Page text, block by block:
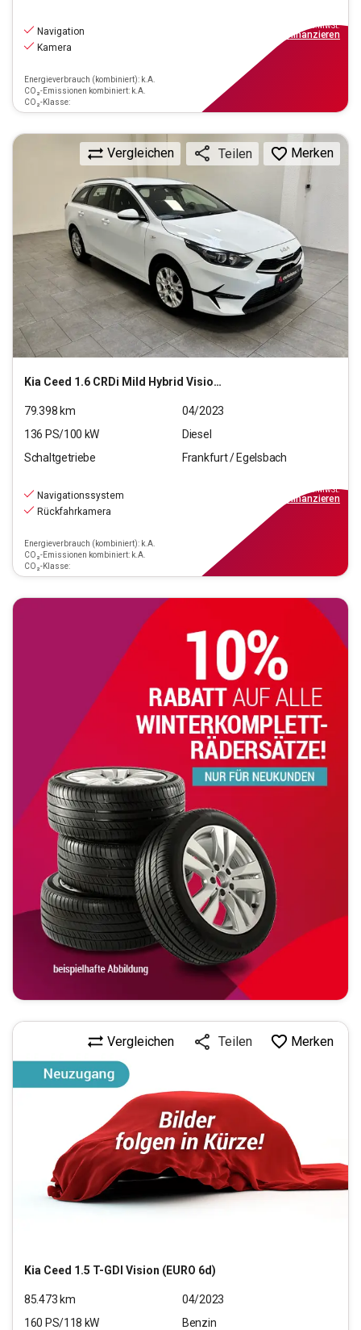
Navigation
Kamera
Energieverbrauch (kombiniert): k.A.
CO₂-Emissionen kombiniert: k.A.
CO₂-Klasse:
inkl.MwSt.
finanzieren
Kia Ceed 1.6 CRDi Mild Hybrid Vision (EURO 6d)
Vergleichen Teilen Merken
79.398 km
04/2023
136 PS/100 kW
Diesel
Schaltgetriebe
Frankfurt / Egelsbach
Navigationssystem
Rückfahrkamera
Energieverbrauch (kombiniert): k.A.
CO₂-Emissionen kombiniert: k.A.
CO₂-Klasse:
inkl.MwSt.
finanzieren
Kia Ceed 1.5 T-GDI Vision (EURO 6d)
Vergleichen Teilen Merken
85.473 km
04/2023
160 PS/118 kW
Benzin